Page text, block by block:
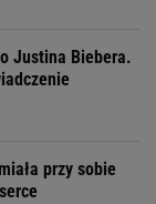
Justina Biebera.
przy sobie